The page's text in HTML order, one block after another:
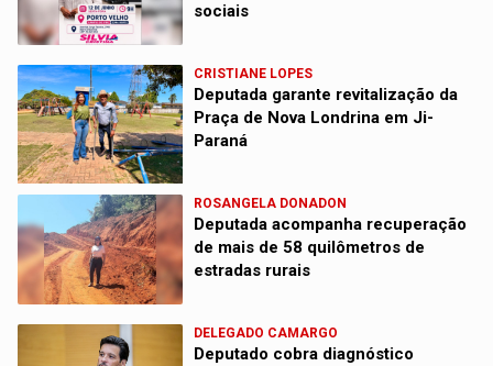
sociais
CRISTIANE LOPES
Deputada garante revitalização da
Praça de Nova Londrina em Ji-
Paraná
ROSANGELA DONADON
Deputada acompanha recuperação
de mais de 58 quilômetros de
estradas rurais
DELEGADO CAMARGO
Deputado cobra diagnóstico